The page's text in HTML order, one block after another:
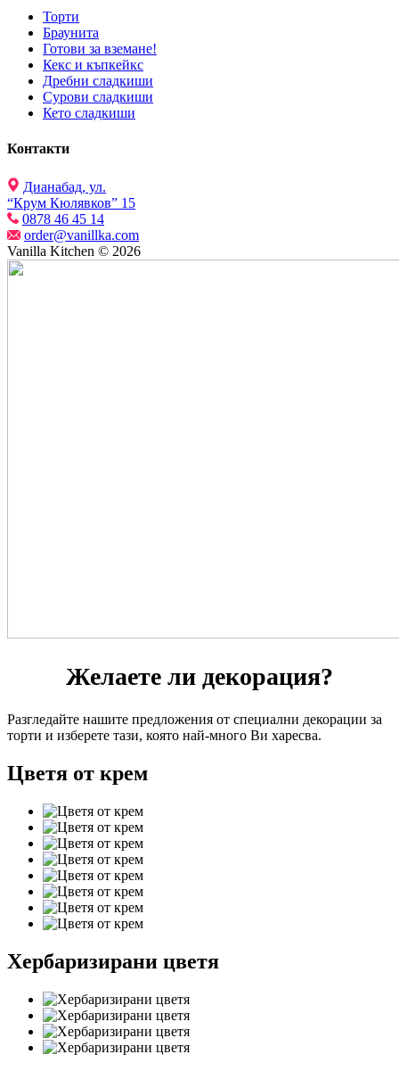
Торти
Браунита
Готови за вземане!
Кекс и къпкейкс
Дребни сладкиши
Сурови сладкиши
Кето сладкиши
Контакти
Дианабад, ул.
“Крум Кюлявков” 15
0878 46 45 14
order@vanillka.com
Vanilla Kitchen © 2026
Желаете ли декорация?
Разгледайте нашите предложения от специални декорации за
торти и изберете тази, която най-много Ви харесва.
Цветя от крем
Хербаризирани цветя